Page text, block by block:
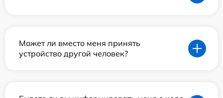
Может ли вместо меня принять
устройство другой человек?